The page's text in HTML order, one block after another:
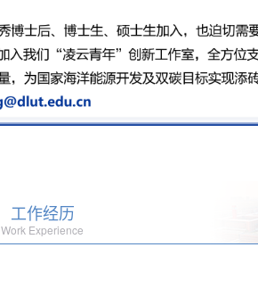
工作经历
Work Experience